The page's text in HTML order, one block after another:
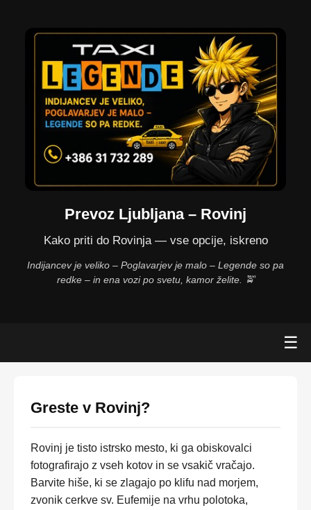
Prevoz Ljubljana – Rovinj
Kako priti do Rovinja — vse opcije, iskreno
Indijancev je veliko – Poglavarjev je malo – Legende so pa
redke – in ena vozi po svetu, kamor želite. 🚖
☰
Greste v Rovinj?
Rovinj je tisto istrsko mesto, ki ga obiskovalci
fotografirajo z vseh kotov in se vsakič vračajo.
Barvite hiše, ki se zlagajo po klifu nad morjem,
zvonik cerkve sv. Eufemije na vrhu polotoka,